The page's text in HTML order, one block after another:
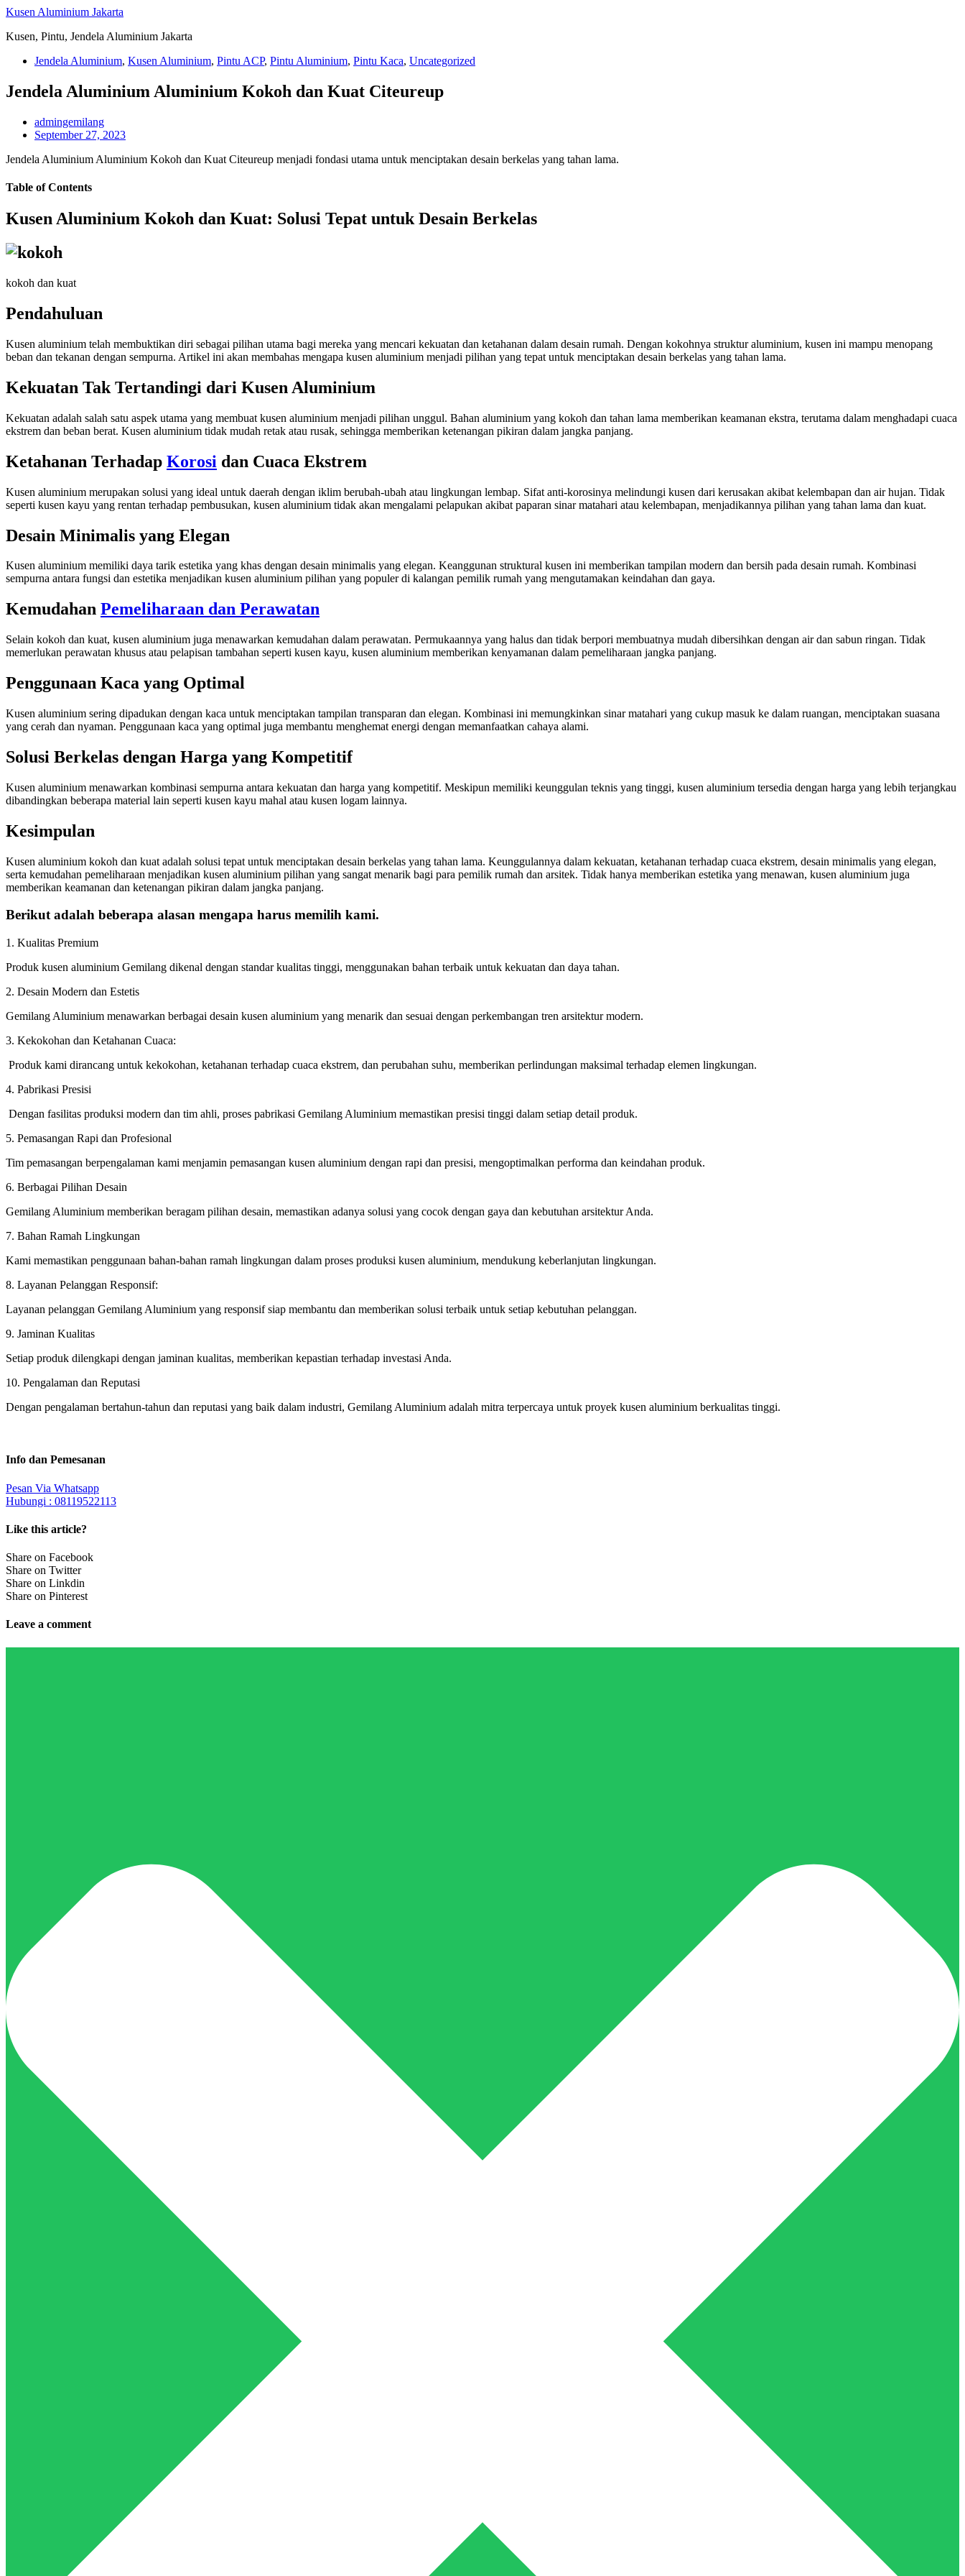
Skip
content
Kusen Aluminium Jakarta
Kusen, Pintu, Jendela Aluminium Jakarta
Jendela Aluminium, Kusen Aluminium, Pintu ACP, Pintu Aluminium, Pintu Kaca, Uncategorized
Jendela Aluminium Aluminium Kokoh dan Kuat Citeureup
admingemilang
September 27, 2023
Jendela Aluminium Aluminium Kokoh dan Kuat Citeureup menjadi fondasi utama untuk menciptakan desain berkelas yang tahan lama.
Table of Contents
Kusen Aluminium Kokoh dan Kuat: Solusi Tepat untuk Desain Berkelas
kokoh dan kuat
Pendahuluan
Kusen aluminium telah membuktikan diri sebagai pilihan utama bagi mereka yang mencari kekuatan dan ketahanan dalam desain rumah. Dengan kokohnya struktur aluminium, kusen ini mampu menopang
beban dan tekanan dengan sempurna. Artikel ini akan membahas mengapa kusen aluminium menjadi pilihan yang tepat untuk menciptakan desain berkelas yang tahan lama.
Kekuatan Tak Tertandingi dari Kusen Aluminium
Kekuatan adalah salah satu aspek utama yang membuat kusen aluminium menjadi pilihan unggul. Bahan aluminium yang kokoh dan tahan lama memberikan keamanan ekstra, terutama dalam menghadapi cuaca
ekstrem dan beban berat. Kusen aluminium tidak mudah retak atau rusak, sehingga memberikan ketenangan pikiran dalam jangka panjang.
Ketahanan Terhadap Korosi dan Cuaca Ekstrem
Kusen aluminium merupakan solusi yang ideal untuk daerah dengan iklim berubah-ubah atau lingkungan lembap. Sifat anti-korosinya melindungi kusen dari kerusakan akibat kelembapan dan air hujan. Tidak
seperti kusen kayu yang rentan terhadap pembusukan, kusen aluminium tidak akan mengalami pelapukan akibat paparan sinar matahari atau kelembapan, menjadikannya pilihan yang tahan lama dan kuat.
Desain Minimalis yang Elegan
Kusen aluminium memiliki daya tarik estetika yang khas dengan desain minimalis yang elegan. Keanggunan struktural kusen ini memberikan tampilan modern dan bersih pada desain rumah. Kombinasi
sempurna antara fungsi dan estetika menjadikan kusen aluminium pilihan yang populer di kalangan pemilik rumah yang mengutamakan keindahan dan gaya.
Kemudahan Pemeliharaan dan Perawatan
Selain kokoh dan kuat, kusen aluminium juga menawarkan kemudahan dalam perawatan. Permukaannya yang halus dan tidak berpori membuatnya mudah dibersihkan dengan air dan sabun ringan. Tidak
memerlukan perawatan khusus atau pelapisan tambahan seperti kusen kayu, kusen aluminium memberikan kenyamanan dalam pemeliharaan jangka panjang.
Penggunaan Kaca yang Optimal
Kusen aluminium sering dipadukan dengan kaca untuk menciptakan tampilan transparan dan elegan. Kombinasi ini memungkinkan sinar matahari yang cukup masuk ke dalam ruangan, menciptakan suasana
yang cerah dan nyaman. Penggunaan kaca yang optimal juga membantu menghemat energi dengan memanfaatkan cahaya alami.
Solusi Berkelas dengan Harga yang Kompetitif
Kusen aluminium menawarkan kombinasi sempurna antara kekuatan dan harga yang kompetitif. Meskipun memiliki keunggulan teknis yang tinggi, kusen aluminium tersedia dengan harga yang lebih terjangkau
dibandingkan beberapa material lain seperti kusen kayu mahal atau kusen logam lainnya.
Kesimpulan
Kusen aluminium kokoh dan kuat adalah solusi tepat untuk menciptakan desain berkelas yang tahan lama. Keunggulannya dalam kekuatan, ketahanan terhadap cuaca ekstrem, desain minimalis yang elegan,
serta kemudahan pemeliharaan menjadikan kusen aluminium pilihan yang sangat menarik bagi para pemilik rumah dan arsitek. Tidak hanya memberikan estetika yang menawan, kusen aluminium juga
memberikan keamanan dan ketenangan pikiran dalam jangka panjang.
Berikut adalah beberapa alasan mengapa harus memilih kami.
1. Kualitas Premium
Produk kusen aluminium Gemilang dikenal dengan standar kualitas tinggi, menggunakan bahan terbaik untuk kekuatan dan daya tahan.
2. Desain Modern dan Estetis
Gemilang Aluminium menawarkan berbagai desain kusen aluminium yang menarik dan sesuai dengan perkembangan tren arsitektur modern.
3. Kekokohan dan Ketahanan Cuaca:
Produk kami dirancang untuk kekokohan, ketahanan terhadap cuaca ekstrem, dan perubahan suhu, memberikan perlindungan maksimal terhadap elemen lingkungan.
4. Pabrikasi Presisi
Dengan fasilitas produksi modern dan tim ahli, proses pabrikasi Gemilang Aluminium memastikan presisi tinggi dalam setiap detail produk.
5. Pemasangan Rapi dan Profesional
Tim pemasangan berpengalaman kami menjamin pemasangan kusen aluminium dengan rapi dan presisi, mengoptimalkan performa dan keindahan produk.
6. Berbagai Pilihan Desain
Gemilang Aluminium memberikan beragam pilihan desain, memastikan adanya solusi yang cocok dengan gaya dan kebutuhan arsitektur Anda.
7. Bahan Ramah Lingkungan
Kami memastikan penggunaan bahan-bahan ramah lingkungan dalam proses produksi kusen aluminium, mendukung keberlanjutan lingkungan.
8. Layanan Pelanggan Responsif:
Layanan pelanggan Gemilang Aluminium yang responsif siap membantu dan memberikan solusi terbaik untuk setiap kebutuhan pelanggan.
9. Jaminan Kualitas
Setiap produk dilengkapi dengan jaminan kualitas, memberikan kepastian terhadap investasi Anda.
10. Pengalaman dan Reputasi
Dengan pengalaman bertahun-tahun dan reputasi yang baik dalam industri, Gemilang Aluminium adalah mitra terpercaya untuk proyek kusen aluminium berkualitas tinggi.
Info dan Pemesanan
Pesan Via Whatsapp
Hubungi : 08119522113
Like this article?
Share on Facebook
Share on Twitter
Share on Linkdin
Share on Pinterest
Leave a comment